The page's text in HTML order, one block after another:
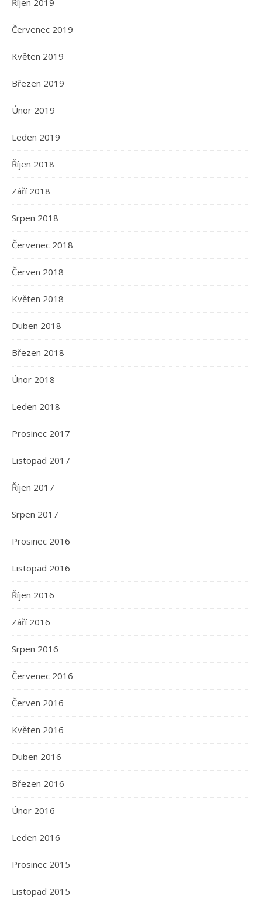
Říjen 2019
Červenec 2019
Květen 2019
Březen 2019
Únor 2019
Leden 2019
Říjen 2018
Září 2018
Srpen 2018
Červenec 2018
Červen 2018
Květen 2018
Duben 2018
Březen 2018
Únor 2018
Leden 2018
Prosinec 2017
Listopad 2017
Říjen 2017
Srpen 2017
Prosinec 2016
Listopad 2016
Říjen 2016
Září 2016
Srpen 2016
Červenec 2016
Červen 2016
Květen 2016
Duben 2016
Březen 2016
Únor 2016
Leden 2016
Prosinec 2015
Listopad 2015